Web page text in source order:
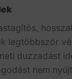
legtöbbször
duzzadást
nem